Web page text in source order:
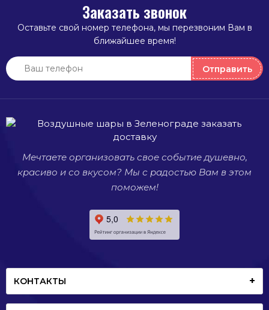
переливаются,
другие
полностью
прозрачные,
и совсем
маленькие.
приносят
воздушные
шарики.
украсить
будь то
день
рождения,
свадьба
или
просто
со
старыми
друзьями.
праздник.
Заказать звонок
Оставьте свой номер телефона, мы перезвоним Вам в
ближайшее время!
Отправить
Мечтаете организовать свое событие душевно,
красиво и со вкусом? Мы с радостью Вам в этом
поможем!
КОНТАКТЫ